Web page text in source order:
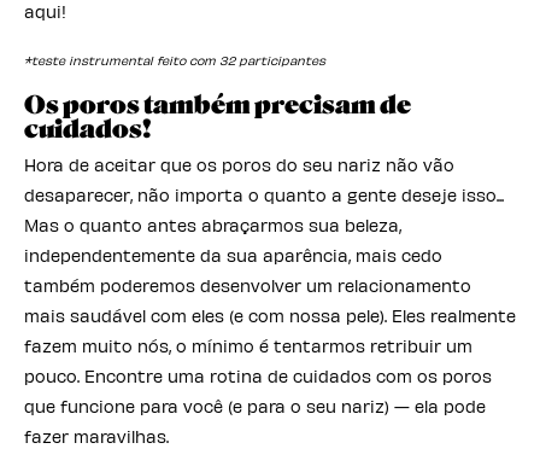
aqui!
*teste instrumental feito com 32 participantes
Os poros também precisam de
cuidados!
Hora de aceitar que os poros do seu nariz não vão
desaparecer, não importa o quanto a gente deseje isso...
Mas o quanto antes abraçarmos sua beleza,
independentemente da sua aparência, mais cedo
também poderemos desenvolver um relacionamento
mais saudável com eles (e com nossa pele). Eles realmente
fazem muito nós, o mínimo é tentarmos retribuir um
pouco. Encontre uma rotina de cuidados com os poros
que funcione para você (e para o seu nariz) — ela pode
fazer maravilhas.